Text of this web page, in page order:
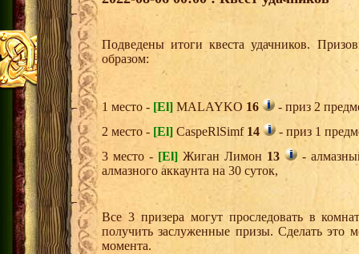
Подведены итоги квеста удачников.
образом:
1 место - [El] MALAYKO 16
- приз 2
2 место - [El] CaspeRlSimf 14
- приз 1
3 место - [El] Жиган Лимон 13
-
алмазного аккаунта на 30 суток,
Все 3 призера могут проследовать в
получить заслуженные призы. Сделать это
момента.